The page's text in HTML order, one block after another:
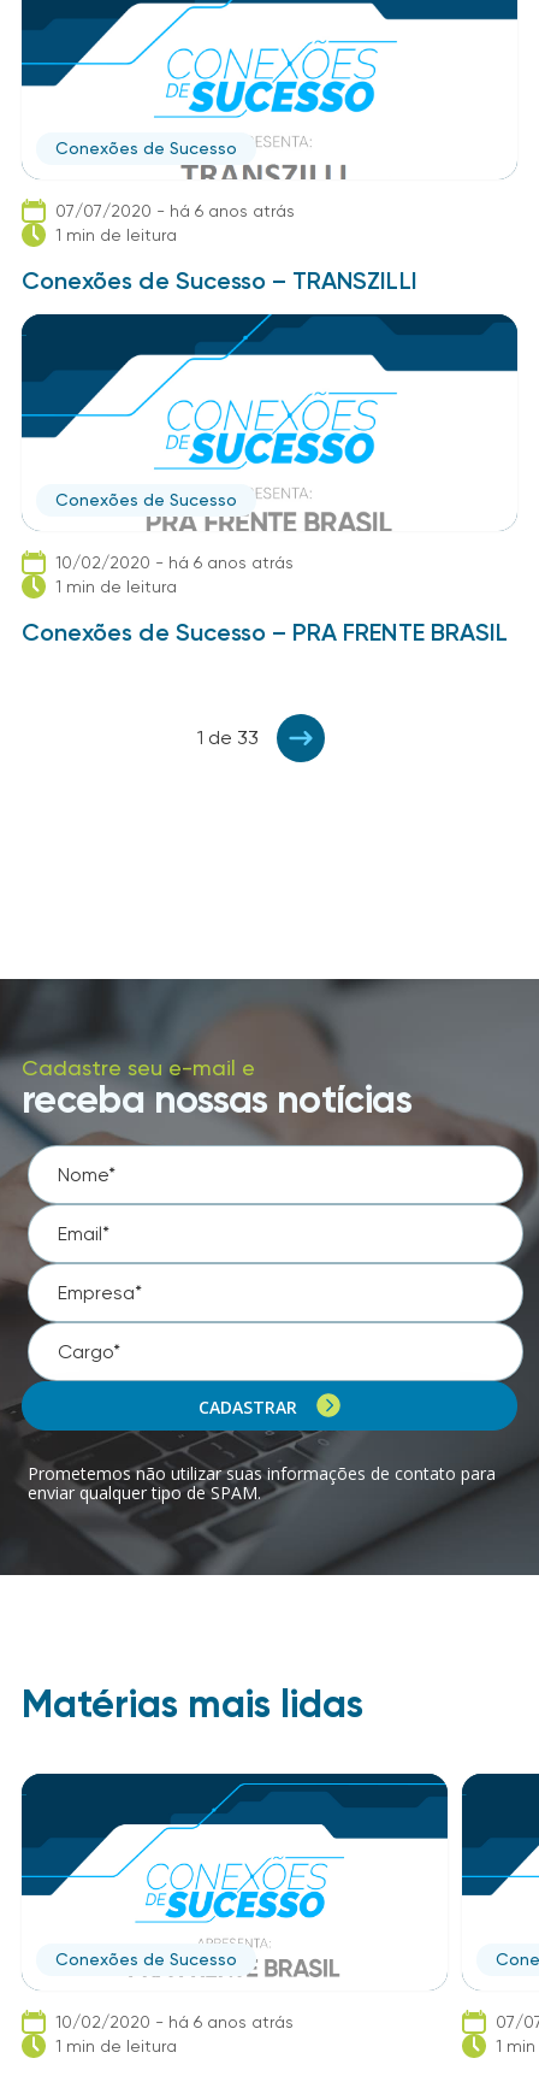
Conexões de Sucesso
07/07/2020 - há 6 anos atrás
1 min de leitura
Conexões de Sucesso – TRANSZILLI
Conexões de Sucesso
10/02/2020 - há 6 anos atrás
1 min de leitura
Conexões de Sucesso – PRA FRENTE BRASIL
1 de 33
Cadastre seu e-mail e
receba nossas notícias
CADASTRAR
Prometemos não utilizar suas informações de contato para
enviar qualquer tipo de SPAM.
Matérias mais lidas
Conexões de Sucesso
10/02/2020 - há 6 anos atrás
1 min de leitura
07/
1